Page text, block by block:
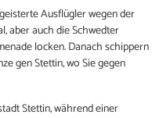
Ausflügler wegen der
aber auch die Schwedter
locken. Danach schippern
gen Stettin, wo Sie gegen
Stettin, während einer